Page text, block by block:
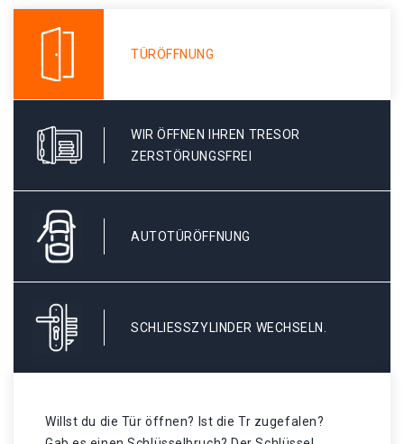
TÜRÖFFNUNG
WIR ÖFFNEN IHREN TRESOR
ZERSTÖRUNGSFREI
AUTOTÜRÖFFNUNG
SCHLIESSZYLINDER WECHSELN.
Willst du die Tür öffnen? Ist die Tr zugefalen?